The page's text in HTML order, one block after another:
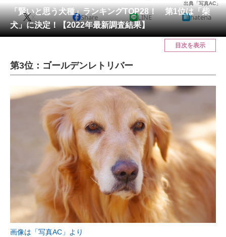
会員記事
メディア
ITの今と未来を見通す
スマホと通信の最新トレンド
進化するPCとデバイスの未来
好きが集まる 比べて選べる
ビジネスと働き方のヒント
AI活用のいまが分かる
企業ITのトレンドを詳説
「賢いと思う犬種」ランキングTOP28！ 第1位は「柴
犬」に決定！【2022年最新調査結果】
出典「写真AC」
X Share LINE hatena
目次を表示
第3位：ゴールデンレトリバー
画像は「写真AC」より